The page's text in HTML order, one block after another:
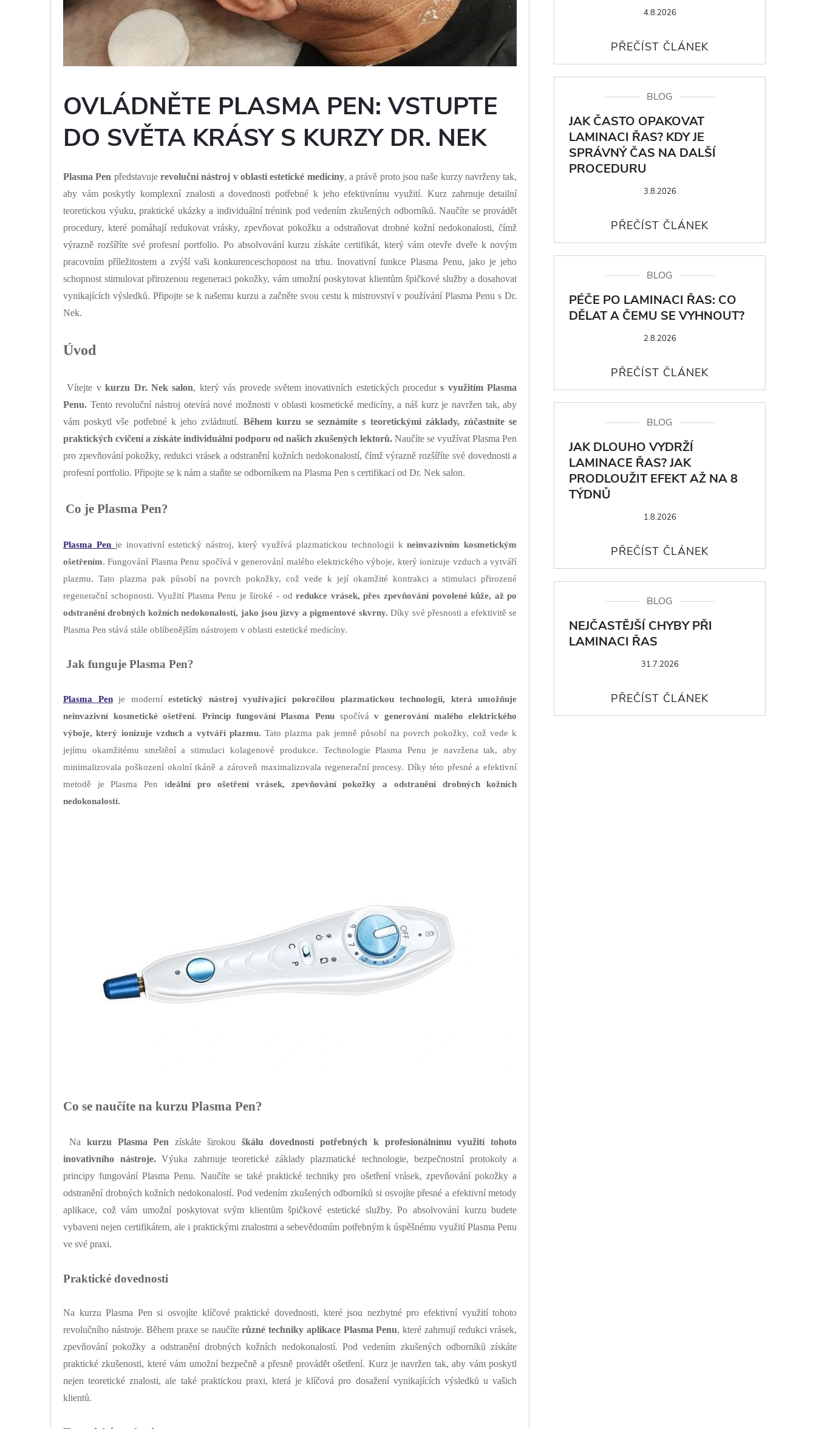
OVLÁDNĚTE PLASMA PEN: VSTUPTE
DO SVĚTA KRÁSY S KURZY DR. NEK
Plasma Pen představuje revoluční nástroj v oblasti estetické medicíny, a právě proto jsou naše kurzy navrženy tak,
aby vám poskytly komplexní znalosti a dovednosti potřebné k jeho efektivnímu využití. Kurz zahrnuje detailní
teoretickou výuku, praktické ukázky a individuální trénink pod vedením zkušených odborníků. Naučíte se provádět
procedury, které pomáhají redukovat vrásky, zpevňovat pokožku a odstraňovat drobné kožní nedokonalosti, čímž
výrazně rozšíříte své profesní portfolio. Po absolvování kurzu získáte certifikát, který vám otevře dveře k novým
pracovním příležitostem a zvýší vaši konkurenceschopnost na trhu. Inovativní funkce Plasma Penu, jako je jeho
schopnost stimulovat přirozenou regeneraci pokožky, vám umožní poskytovat klientům špičkové služby a dosahovat
vynikajících výsledků. Připojte se k našemu kurzu a začněte svou cestu k mistrovství v používání Plasma Penu s Dr.
Nek.
Úvod
Vítejte vkurzu Dr. Nek salon, který vás provede světem inovativních estetických procedurs využitím Plasma
Penu. Tento revoluční nástroj otevírá nové možnosti v oblasti kosmetické medicíny, a náš kurz je navržen tak, aby
vám poskytl vše potřebné k jeho zvládnutí. Během kurzu se seznámíte s teoretickými základy, zúčastníte se
praktických cvičení a získáte individuální podporu od našich zkušených lektorů. Naučíte se využívat Plasma Pen
pro zpevňování pokožky, redukci vrásek a odstranění kožních nedokonalostí, čímž výrazně rozšíříte své dovednosti a
profesní portfolio. Připojte se k nám a staňte se odborníkem na Plasma Pen s certifikací od Dr. Nek salon.
Co je Plasma Pen?
Plasma Pen je inovativní estetický nástroj, který využívá plazmatickou technologii kneinvazivním kosmetickým
ošetřením. Fungování Plasma Penu spočívá v generování malého elektrického výboje, který ionizuje vzduch a vytváří
plazmu. Tato plazma pak působí na povrch pokožky, což vede k její okamžité kontrakci a stimulaci přirozené
regenerační schopnosti. Využití Plasma Penu je široké - odredukce vrásek, přes zpevňování povolené kůže, až po
odstranění drobných kožních nedokonalostí, jako jsou jizvy a pigmentové skvrny. Díky své přesnosti a efektivitě se
Plasma Pen stává stále oblíbenějším nástrojem v oblasti estetické medicíny.
Jak funguje Plasma Pen?
Plasma Penje moderníestetický nástroj využívající pokročilou plazmatickou technologii, která umožňuje
neinvazivní kosmetické ošetření. Princip fungování Plasma Penuspočíváv generování malého elektrického
výboje, který ionizuje vzduch a vytváří plazmu. Tato plazma pak jemně působí na povrch pokožky, což vede k
jejímu okamžitému smrštění a stimulaci kolagenové produkce. Technologie Plasma Penu je navržena tak, aby
minimalizovala poškození okolní tkáně a zároveň maximalizovala regenerační procesy. Díky této přesné a efektivní
metodě je Plasma Pen ideální pro ošetření vrásek, zpevňování pokožky a odstranění drobných kožních
nedokonalostí.
Co se naučíte na kurzu Plasma Pen?
Na kurzu Plasma Pen získáte širokouškálu dovedností potřebných k profesionálnímu využití tohoto
inovativního nástroje.Výuka zahrnuje teoretické základy plazmatické technologie, bezpečnostní protokoly a
principy fungování Plasma Penu. Naučíte se také praktické techniky pro ošetření vrásek, zpevňování pokožky a
odstranění drobných kožních nedokonalostí. Pod vedením zkušených odborníků si osvojíte přesné a efektivní metody
aplikace, což vám umožní poskytovat svým klientům špičkové estetické služby. Po absolvování kurzu budete
vybaveni nejen certifikátem, ale i praktickými znalostmi a sebevědomím potřebným k úspěšnému využití Plasma Penu
ve své praxi.
Praktické dovednosti
Na kurzu Plasma Pen si osvojíte klíčové praktické dovednosti, které jsou nezbytné pro efektivní využití tohoto
revolučního nástroje. Během praxe se naučíterůzné techniky aplikace Plasma Penu, které zahrnují redukci vrásek,
zpevňování pokožky a odstranění drobných kožních nedokonalostí. Pod vedením zkušených odborníků získáte
praktické zkušenosti, které vám umožní bezpečně a přesně provádět ošetření. Kurz je navržen tak, aby vám poskytl
nejen teoretické znalosti, ale také praktickou praxi, která je klíčová pro dosažení vynikajících výsledků u vašich
klientů.
4.8.2026
BLOG
JAK ČASTO OPAKOVAT
LAMINACI ŘAS? KDY JE
SPRÁVNÝ ČAS NA DALŠÍ
PROCEDURU
3.8.2026
BLOG
PÉČE PO LAMINACI ŘAS: CO
DĚLAT A ČEMU SE VYHNOUT?
2.8.2026
BLOG
JAK DLOUHO VYDRŽÍ
LAMINACE ŘAS? JAK
PRODLOUŽIT EFEKT AŽ NA 8
TÝDNŮ
1.8.2026
BLOG
NEJČASTĚJŠÍ CHYBY PŘI
LAMINACI ŘAS
31.7.2026